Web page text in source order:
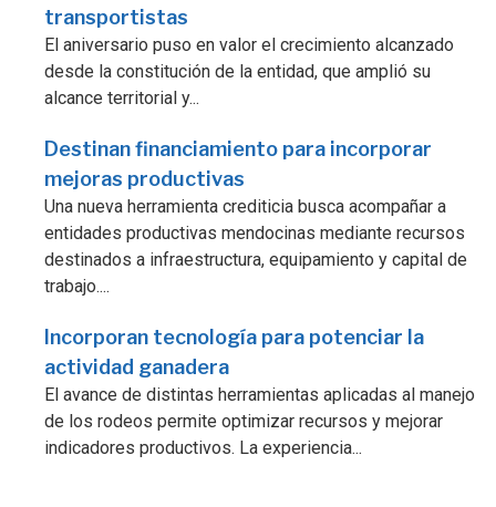
transportistas
El aniversario puso en valor el crecimiento alcanzado
desde la constitución de la entidad, que amplió su
alcance territorial y...
Destinan financiamiento para incorporar
mejoras productivas
Una nueva herramienta crediticia busca acompañar a
entidades productivas mendocinas mediante recursos
destinados a infraestructura, equipamiento y capital de
trabajo....
Incorporan tecnología para potenciar la
actividad ganadera
El avance de distintas herramientas aplicadas al manejo
de los rodeos permite optimizar recursos y mejorar
indicadores productivos. La experiencia...